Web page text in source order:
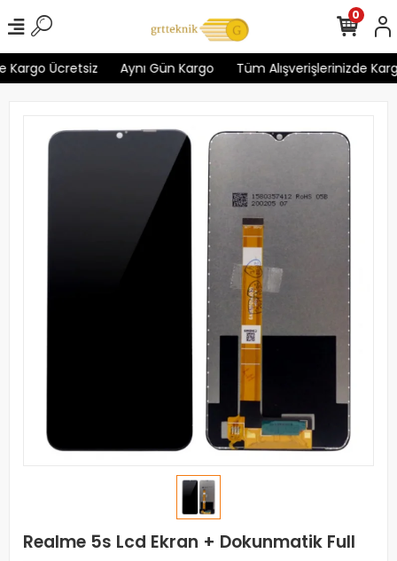
Ücretsiz Aynı Gün Kargo Tüm Alışverişlerinizde
0
Realme 5s Lcd Ekran + Dokunmatik Full